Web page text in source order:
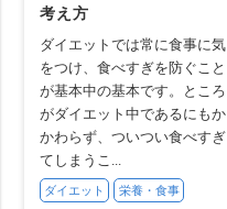
考え方
ダイエットでは常に食事に気
をつけ、食べすぎを防ぐこと
が基本中の基本です。ところ
がダイエット中であるにもか
かわらず、ついつい食べすぎ
てしまうこ...
ダイエット 栄養・食事